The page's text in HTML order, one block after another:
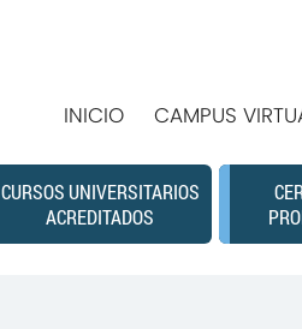
INICIO CAMPUS
CURSOS UNIVERSITARIOS
ACREDITADOS